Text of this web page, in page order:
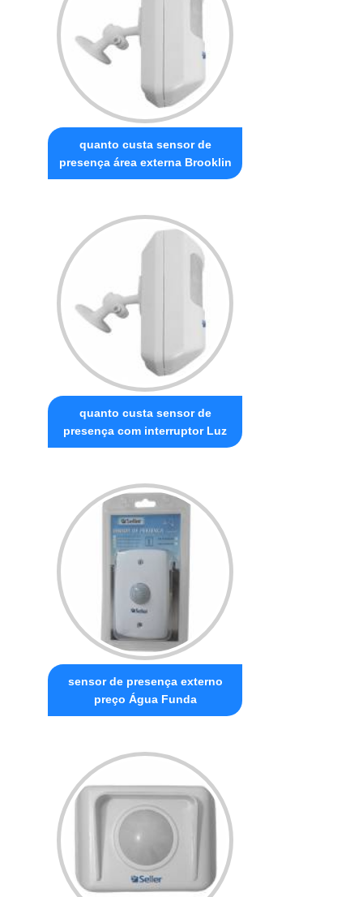
quanto custa sensor de
presença área externa Brooklin
quanto custa sensor de
presença com interruptor Luz
sensor de presença externo
preço Água Funda